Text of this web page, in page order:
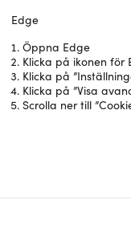
Edge
Öppna Edge
Klicka på ikonen för
Klicka på
Klicka på ”Visa
Scrolla ner till